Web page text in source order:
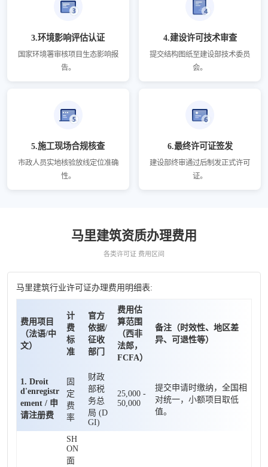
3.环境影响评估认证
国家环境署审核项目生态影响报
告。
4.建设许可技术审查
提交结构图纸至建设部技术委员
会。
5.施工现场合规核查
市政人员实地核验放线定位准确
性。
6.最终许可证签发
建设部终审通过后制发正式许可
证。
马里建筑资质办理费用
各类许可证 费用区间
马里建筑行业许可证办理费用明细表:
费用项目
（法语/中
文）
计
费
标
准
官方
依据/
征收
部门
费用估
算范围
（西非
法郎，
FCFA）
备注（时效性、地区差
异、可退性等）
1. Droit
d'enregistr
ement / 申
请注册费
固
定
费
率
财政
部税
务总
局 (D
GI)
25,000 -
50,000
提交申请时缴纳，全国相
对统一，小额项目取低
值。
SH
ON
面